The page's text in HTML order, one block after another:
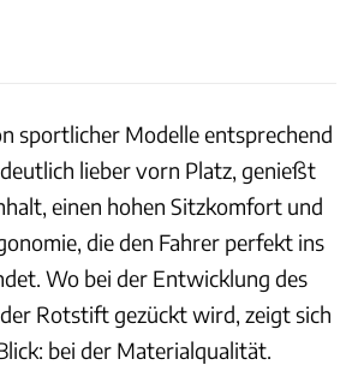
sportlicher Modelle entsprechend
lieber vorn Platz, genießt
einen hohen Sitzkomfort und
die den Fahrer perfekt ins
Wo bei der Entwicklung des
Rotstift gezückt wird, zeigt sich
bei der Materialqualität.